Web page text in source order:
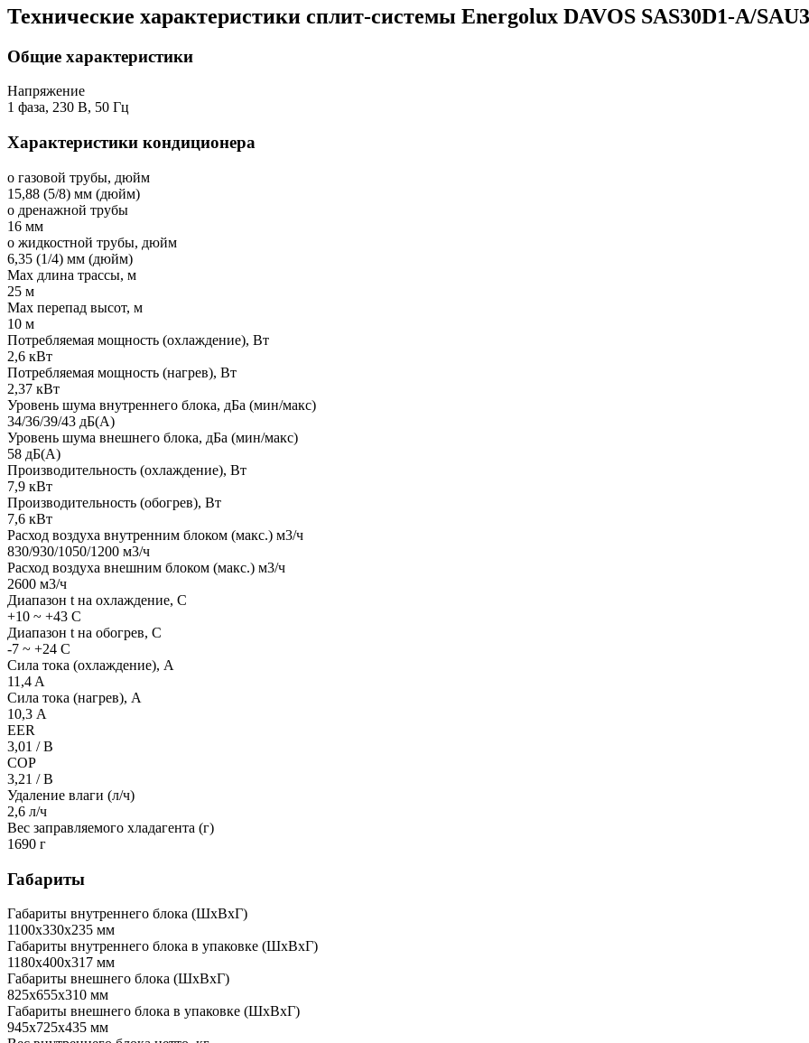
Технические характеристики сплит-системы Energolux DAVOS SAS30D1-A/
Общие характеристики
Напряжение
1 фаза, 230 В, 50 Гц
Характеристики кондиционера
o газовой трубы, дюйм
15,88 (5/8) мм (дюйм)
o дренажной трубы
16 мм
o жидкостной трубы, дюйм
6,35 (1/4) мм (дюйм)
Мах длина трассы, м
25 м
Мах перепад высот, м
10 м
Потребляемая мощность (охлаждение), Вт
2,6 кВт
Потребляемая мощность (нагрев), Вт
2,37 кВт
Уровень шума внутреннего блока, дБа (мин/макс)
34/36/39/43 дБ(А)
Уровень шума внешнего блока, дБа (мин/макс)
58 дБ(А)
Производительность (охлаждение), Вт
7,9 кВт
Производительность (обогрев), Вт
7,6 кВт
Расход воздуха внутренним блоком (макс.) м3/ч
830/930/1050/1200 м3/ч
Расход воздуха внешним блоком (макс.) м3/ч
2600 м3/ч
Диапазон t на охлаждение, С
+10 ~ +43 С
Диапазон t на обогрев, С
-7 ~ +24 С
Сила тока (охлаждение), А
11,4 A
Сила тока (нагрев), А
10,3 А
EER
3,01 / B
COP
3,21 / B
Удаление влаги (л/ч)
2,6 л/ч
Вес заправляемого хладагента (г)
1690 г
Габариты
Габариты внутреннего блока (ШхВхГ)
1100х330х235 мм
Габариты внутреннего блока в упаковке (ШхВхГ)
1180х400х317 мм
Габариты внешнего блока (ШхВхГ)
825х655х310 мм
Габариты внешнего блока в упаковке (ШхВхГ)
945х725х435 мм